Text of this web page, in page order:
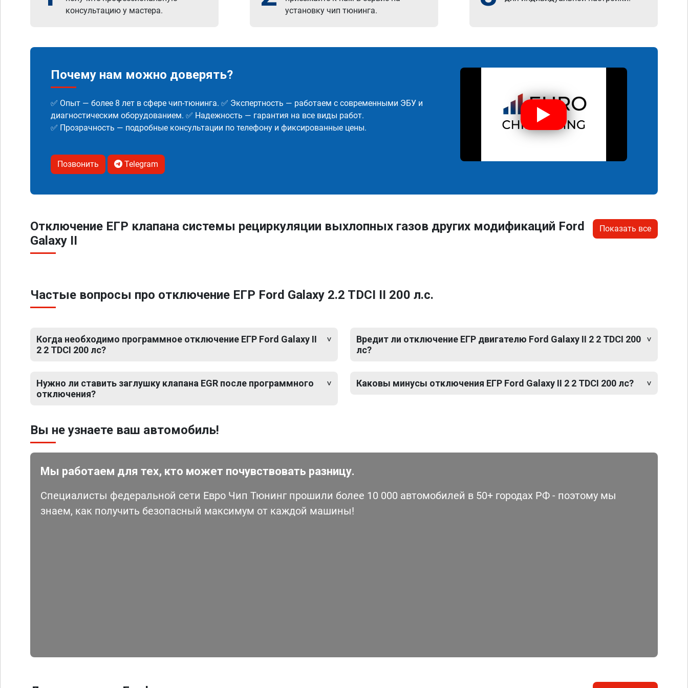
консультацию у мастера.
установку чип тюнинга.
Почему нам можно доверять?
✅ Опыт — более 8 лет в сфере чип-тюнинга. ✅ Экспертность — работаем с современными ЭБУ и
диагностическим оборудованием. ✅ Надежность — гарантия на все виды работ.
✅ Прозрачность — подробные консультации по телефону и фиксированные цены.
Позвонить Telegram
Отключение ЕГР клапана системы рециркуляции выхлопных газов других модификаций Ford
Galaxy II
Показать все
Частые вопросы про отключение ЕГР Ford Galaxy 2.2 TDCI II 200 л.с.
Когда необходимо программное отключение ЕГР Ford Galaxy II
2 2 TDCI 200 лс?
Нужно ли ставить заглушку клапана EGR после программного
отключения?
Вредит ли отключение ЕГР двигателю Ford Galaxy II 2 2 TDCI 200
лс?
Каковы минусы отключения ЕГР Ford Galaxy II 2 2 TDCI 200 лс?
Вы не узнаете ваш автомобиль!
Мы работаем для тех, кто может почувствовать разницу.
Специалисты федеральной сети Евро Чип Тюнинг прошили более 10 000 автомобилей в 50+ городах РФ - поэтому мы
знаем, как получить безопасный максимум от каждой машины!